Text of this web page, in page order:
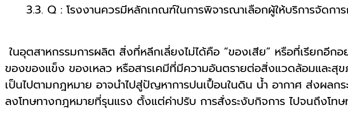
Q : โรงงานควรมีหลักเกณฑ์ในการพิจารณาเลือกผู้ให้บริการจัดกา
ในอุตสาหกรรมการผลิต สิ่งที่หลีกเลี่ยงไม่ได้คือ “ของเสีย” หรือที่เรียกอีก
ของของแข็ง ของเหลว หรือสารเคมีที่มีความอันตรายต่อสิ่งแวดล้อมและสุข
เป็นไปตามกฎหมาย อาจนำไปสู่ปัญหาการปนเปื้อนในดิน น้ำ อากาศ ส่งผล
ลงโทษทางกฎหมายที่รุนแรง ตั้งแต่ค่าปรับ การสั่งระงับกิจการ ไปจนถึงโท